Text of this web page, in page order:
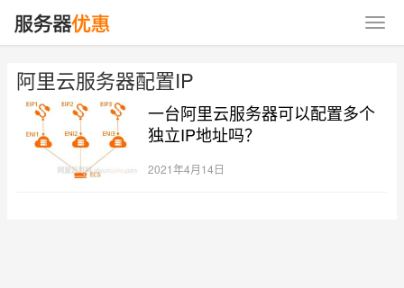
阿里云服务器配置IP
一台阿里云服务器可以配置多个
独立IP地址吗？
2021年4月14日